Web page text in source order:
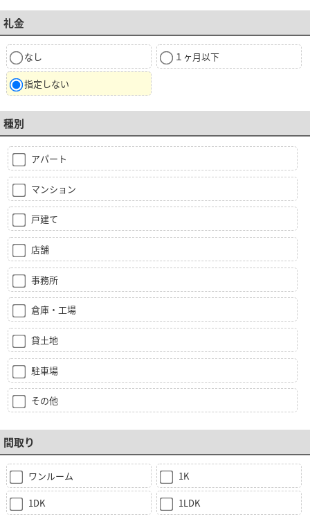
礼金
なし １ヶ月以下
指定しない
種別
アパート
マンション
戸建て
店舗
事務所
倉庫・工場
貸土地
駐車場
その他
間取り
ワンルーム 1K
1DK 1LDK